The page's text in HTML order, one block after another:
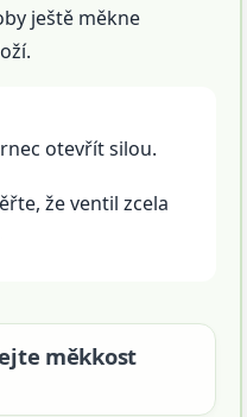
ještě měkne
otevřít silou.
že ventil zcela
měkkost